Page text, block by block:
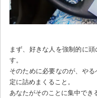
まず、好きな人を強制的に
す。
そのために必要なのが、や
定に詰めまくること。
あなたがそのことに集中でき